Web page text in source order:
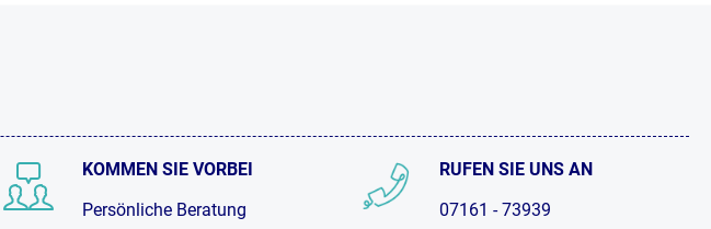
KOMMEN SIE VORBEI
Persönliche Beratung
RUFEN SIE UNS AN
07161 - 73939